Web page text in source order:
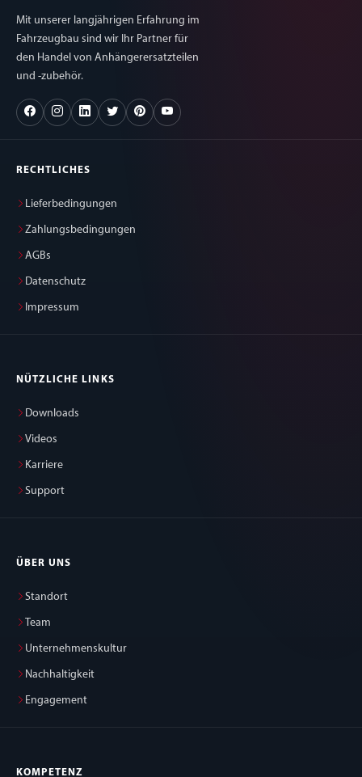
Mit unserer langjährigen Erfahrung im
Fahrzeugbau sind wir Ihr Partner für
den Handel von Anhängerersatzteilen
und -zubehör.
RECHTLICHES
Lieferbedingungen
Zahlungsbedingungen
AGBs
Datenschutz
Impressum
NÜTZLICHE LINKS
Downloads
Videos
Karriere
Support
ÜBER UNS
Standort
Team
Unternehmenskultur
Nachhaltigkeit
Engagement
KOMPETENZ